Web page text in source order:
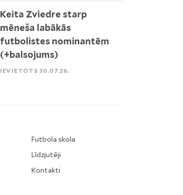
Keita Zviedre starp
mēneša labākās
futbolistes nominantēm
(+balsojums)
IEVIETOTS 30.07.26.
Futbola skola
Līdzjutēji
Kontakti